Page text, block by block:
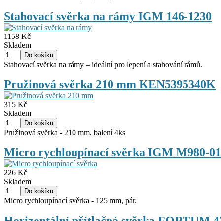
Stahovací svěrka na rámy IGM 146-1230
1158 Kč
Skladem
Stahovací svěrka na rámy – ideální pro lepení a stahování rámů.
Pružinová svěrka 210 mm KEN5395340K
315 Kč
Skladem
Pružinová svěrka - 210 mm, balení 4ks
Micro rychloupínací svěrka IGM M980-
226 Kč
Skladem
Micro rychloupínací svěrka - 125 mm, pár.